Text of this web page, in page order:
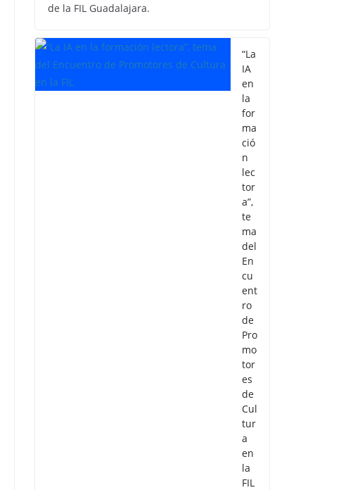
de la FIL Guadalajara.
“La
IA
en
la
for
ma
ció
n
lec
tor
a”,
te
ma
del
En
cu
ent
ro
de
Pro
mo
tor
es
de
Cul
tur
a
en
la
FIL